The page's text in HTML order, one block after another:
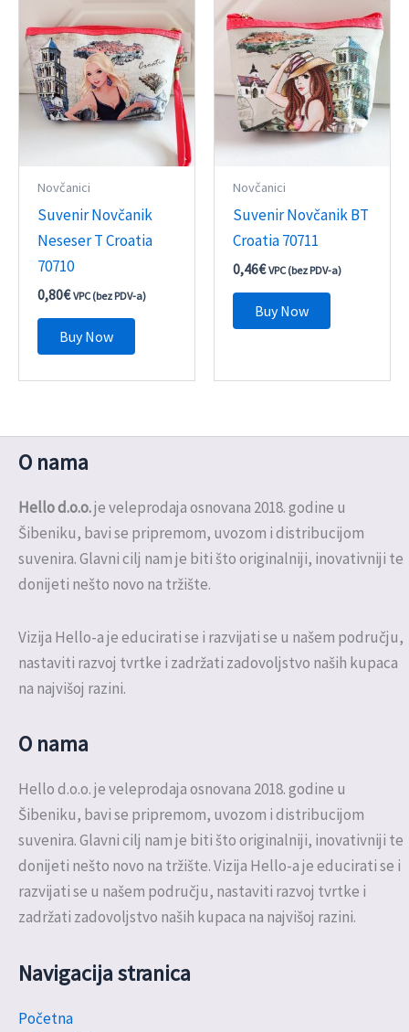
Novčanici
Suvenir Novčanik
Neseser T Croatia
70710
0,80€ VPC (bez PDV-a)
Buy Now
Novčanici
Suvenir Novčanik BT
Croatia 70711
0,46€ VPC (bez PDV-a)
Buy Now
O nama
Hello d.o.o.je veleprodaja osnovana 2018. godine u
Šibeniku, bavi se pripremom, uvozom i distribucijom
suvenira. Glavni cilj nam je biti što originalniji, inovativniji te
donijeti nešto novo na tržište.
Vizija Hello-a je educirati se i razvijati se u našem području,
nastaviti razvoj tvrtke i zadržati zadovoljstvo naših kupaca
na najvišoj razini.
O nama
Hello d.o.o. je veleprodaja osnovana 2018. godine u
Šibeniku, bavi se pripremom, uvozom i distribucijom
suvenira. Glavni cilj nam je biti što originalniji, inovativniji te
donijeti nešto novo na tržište. Vizija Hello-a je educirati se i
razvijati se u našem području, nastaviti razvoj tvrtke i
zadržati zadovoljstvo naših kupaca na najvišoj razini.
Navigacija stranica
Početna